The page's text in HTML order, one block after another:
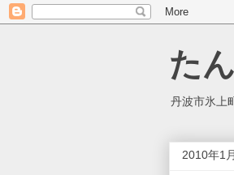
た
丹波市氷上
2010年1